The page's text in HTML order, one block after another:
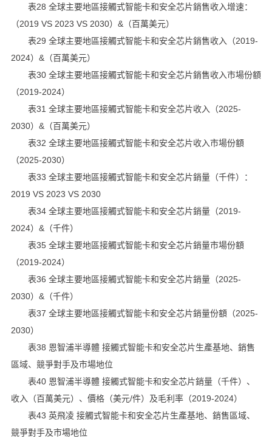
表28 全球主要地區接觸式智能卡和安全芯片銷售收入增速：
（2019 VS 2023 VS 2030）&（百萬美元）
表29 全球主要地區接觸式智能卡和安全芯片銷售收入（2019-
2024）&（百萬美元）
表30 全球主要地區接觸式智能卡和安全芯片銷售收入市場份額
（2019-2024）
表31 全球主要地區接觸式智能卡和安全芯片收入（2025-
2030）&（百萬美元）
表32 全球主要地區接觸式智能卡和安全芯片收入市場份額
（2025-2030）
表33 全球主要地區接觸式智能卡和安全芯片銷量（千件）：
2019 VS 2023 VS 2030
表34 全球主要地區接觸式智能卡和安全芯片銷量（2019-
2024）&（千件）
表35 全球主要地區接觸式智能卡和安全芯片銷量市場份額
（2019-2024）
表36 全球主要地區接觸式智能卡和安全芯片銷量（2025-
2030）&（千件）
表37 全球主要地區接觸式智能卡和安全芯片銷量份額（2025-
2030）
表38 恩智浦半導體 接觸式智能卡和安全芯片生產基地、銷售
區域、競爭對手及市場地位
表40 恩智浦半導體 接觸式智能卡和安全芯片銷量（千件）、
收入（百萬美元）、價格（美元/件）及毛利率（2019-2024）
表43 英飛凌 接觸式智能卡和安全芯片生產基地、銷售區域、
競爭對手及市場地位